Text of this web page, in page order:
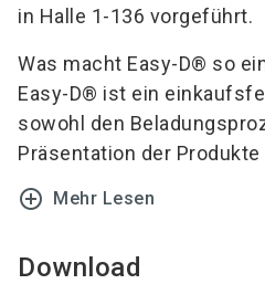
in Halle 1-136 vorgeführt.
Was macht Easy-D® so
Easy-D® ist ein
sowohl den
Präsentation der Produkte
add_circle_outline Mehr Lesen
Download